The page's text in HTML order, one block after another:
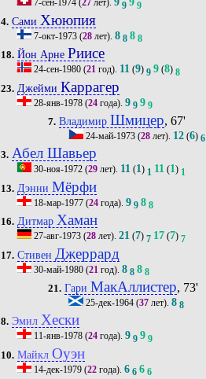
7-сен-1974(27лет). 9
9
4. Сами Хююпия
7-окт-1973(28лет). 8 8 8 8
18. Йон Арне Риисе
24-сен-1980(21год). 11(9) 9 9(8) 8
23. Джейми Каррагер
28-янв-1978(24года). 9 9 9 9
7. Владимир Шмицер, 67'
24-май-1973 (28 лет). 12 (6) 6
3. Абел Шавьер
30-ноя-1972(29лет). 11(1) 1 11(1) 1
13. Дэнни Мёрфи
18-мар-1977(24года). 9 9 8 8
16. Дитмар Хаман
27-авг-1973(28лет). 21(7) 7 17(7) 7
17. Стивен Джеррард
30-май-1980(21 год). 8 8 8 8
21. Гари МакАллистер, 73'
25-дек-1964 (37 лет).8 8
8. Эмил Хески
11-янв-1978(24года). 9 9 9 9
10. Майкл Оуэн
14-дек-1979(22года). 6 6 6 6